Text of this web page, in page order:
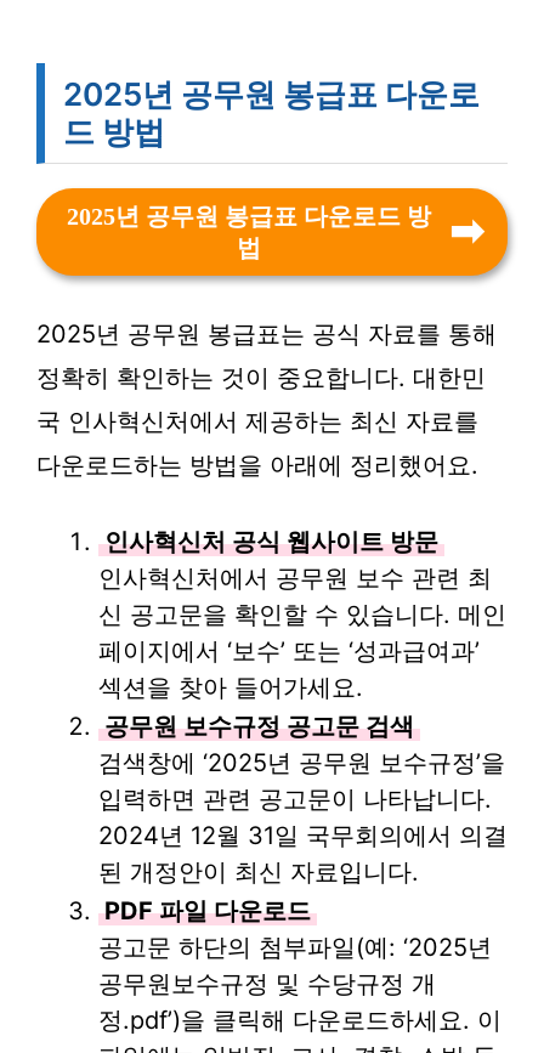
2025년 공무원 봉급표 다운로
드 방법
2025년 공무원 봉급표 다운로드 방
법
2025년 공무원 봉급표는 공식 자료를 통해
정확히 확인하는 것이 중요합니다. 대한민
국 인사혁신처에서 제공하는 최신 자료를
다운로드하는 방법을 아래에 정리했어요.
인사혁신처 공식 웹사이트 방문
인사혁신처에서 공무원 보수 관련 최
신 공고문을 확인할 수 있습니다. 메인
페이지에서 ‘보수’ 또는 ‘성과급여과’
섹션을 찾아 들어가세요.
공무원 보수규정 공고문 검색
검색창에 ‘2025년 공무원 보수규정’을
입력하면 관련 공고문이 나타납니다.
2024년 12월 31일 국무회의에서 의결
된 개정안이 최신 자료입니다.
PDF 파일 다운로드
공고문 하단의 첨부파일(예: ‘2025년
공무원보수규정 및 수당규정 개
정.pdf’)을 클릭해 다운로드하세요. 이